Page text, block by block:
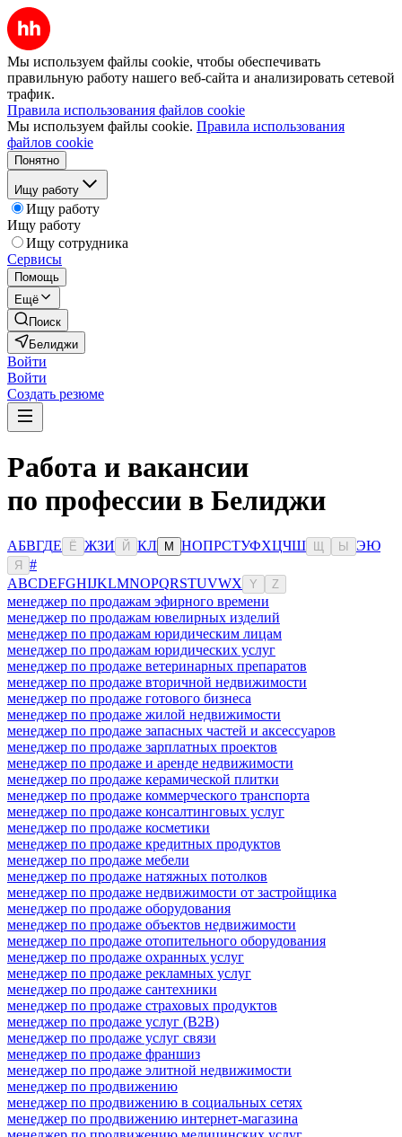
Мы используем файлы cookie, чтобы обеспечивать
правильную работу нашего веб-сайта и анализировать сетевой
трафик.
Правила использования файлов cookie
Мы используем файлы cookie. Правила использования
файлов cookie
Понятно
Ищу работу
Ищу работу
Ищу работу
Ищу сотрудника
Сервисы
Помощь
Ещё
Поиск
Белиджи
Войти
Войти
Создать резюме
Работа и вакансии
по профессии в Белиджи
АБВГДЕ Ё ЖЗИ Й КЛ М НОПРСТУФХЦЧШ Ы ЭЮ
Я
#
ABCDEFGHIJKLMNOPQRSTUVWX Y Z
менеджер по продажам эфирного времени
менеджер по продажам ювелирных изделий
менеджер по продажам юридическим лицам
менеджер по продажам юридических услуг
менеджер по продаже ветеринарных препаратов
менеджер по продаже вторичной недвижимости
менеджер по продаже готового бизнеса
менеджер по продаже жилой недвижимости
менеджер по продаже запасных частей и аксессуаров
менеджер по продаже зарплатных проектов
менеджер по продаже и аренде недвижимости
менеджер по продаже керамической плитки
менеджер по продаже коммерческого транспорта
менеджер по продаже консалтинговых услуг
менеджер по продаже косметики
менеджер по продаже кредитных продуктов
менеджер по продаже мебели
менеджер по продаже натяжных потолков
менеджер по продаже недвижимости от застройщика
менеджер по продаже оборудования
менеджер по продаже объектов недвижимости
менеджер по продаже отопительного оборудования
менеджер по продаже охранных услуг
менеджер по продаже рекламных услуг
менеджер по продаже сантехники
менеджер по продаже страховых продуктов
менеджер по продаже услуг (B2B)
менеджер по продаже услуг связи
менеджер по продаже франшиз
менеджер по продаже элитной недвижимости
менеджер по продвижению
менеджер по продвижению в социальных сетях
менеджер по продвижению интернет-магазина